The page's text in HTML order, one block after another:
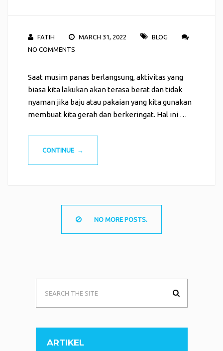
FATIH MARCH 31, 2022
BLOG
NO COMMENTS
Saat musim panas berlangsung, aktivitas yang
biasa kita lakukan akan terasa berat dan tidak
nyaman jika baju atau pakaian yang kita gunakan
membuat kita gerah dan berkeringat. Hal ini …
CONTINUE →
NO MORE POSTS.
ARTIKEL